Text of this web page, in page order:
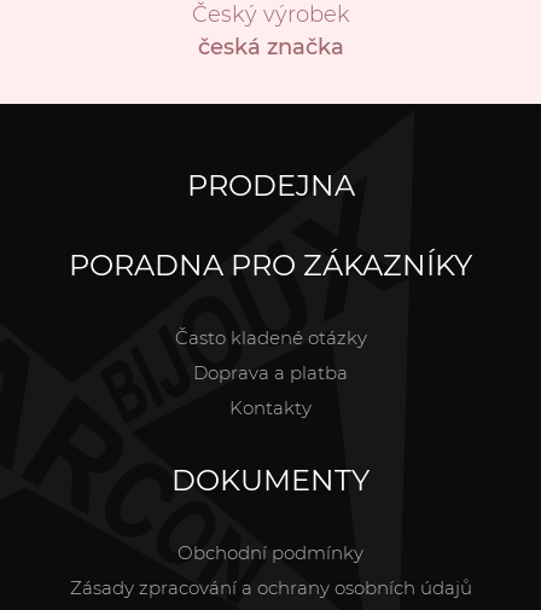
Český výrobek
česká značka
PRODEJNA
PORADNA PRO ZÁKAZNÍKY
Často kladené otázky
Doprava a platba
Kontakty
DOKUMENTY
Obchodní podmínky
Zásady zpracování a ochrany osobních údajů